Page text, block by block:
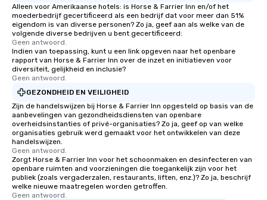
Magic delivers with charm, elegance,
and creativity. With a show
customized to your goals, your team
will walk away inspired, unified, and
ready to create their own magic in the
workplace. *** Let's create Magic
Together! *** Contact us now to learn
more about our program and prices.
Alleen voor Amerikaanse hotels: is Horse & Farrier Inn en/of het
moederbedrijf gecertificeerd als een bedrijf dat voor meer dan 51%
eigendom is van diverse personen? Zo ja, geef aan als welke van de
volgende diverse bedrijven u bent gecertificeerd:
Geen antwoord.
Indien van toepassing, kunt u een link opgeven naar het openbare
rapport van Horse & Farrier Inn over de inzet en initiatieven voor
diversiteit, gelijkheid en inclusie?
Geen antwoord.
GEZONDHEID EN VEILIGHEID
Zijn de handelswijzen bij Horse & Farrier Inn opgesteld op basis van de
aanbevelingen van gezondheidsdiensten van openbare
overheidsinstanties of privé-organisaties? Zo ja, geef op van welke
organisaties gebruik werd gemaakt voor het ontwikkelen van deze
handelswijzen.
Geen antwoord.
Zorgt Horse & Farrier Inn voor het schoonmaken en desinfecteren van
openbare ruimten and voorzieningen die toegankelijk zijn voor het
publiek (zoals vergaderzalen, restaurants, liften, enz.)? Zo ja, beschrijf
welke nieuwe maatregelen worden getroffen.
Geen antwoord.